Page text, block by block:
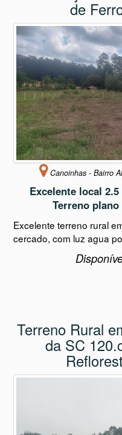
Terreno Rural
Alto da Tijuca -
de
Canoinhas - Bairro
Excelente local
Terreno plano
Excelente terreno rural
Terreno Rural
da SC